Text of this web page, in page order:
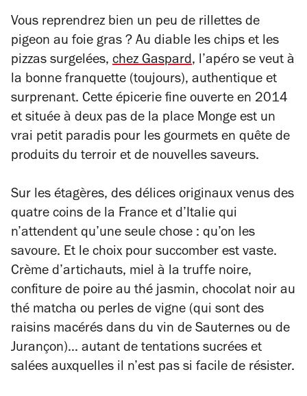
Vous reprendrez bien un peu de rillettes de
pigeon au foie gras ? Au diable les chips et les
pizzas surgelées, chez Gaspard, l’apéro se veut à
la bonne franquette (toujours), authentique et
surprenant. Cette épicerie fine ouverte en 2014
et située à deux pas de la place Monge est un
vrai petit paradis pour les gourmets en quête de
produits du terroir et de nouvelles saveurs.
Sur les étagères, des délices originaux venus des
quatre coins de la France et d’Italie qui
n’attendent qu’une seule chose : qu’on les
savoure. Et le choix pour succomber est vaste.
Crème d’artichauts, miel à la truffe noire,
confiture de poire au thé jasmin, chocolat noir au
thé matcha ou perles de vigne (qui sont des
raisins macérés dans du vin de Sauternes ou de
Jurançon)… autant de tentations sucrées et
salées auxquelles il n’est pas si facile de résister.